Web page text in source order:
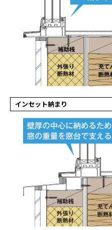
インセット納まり